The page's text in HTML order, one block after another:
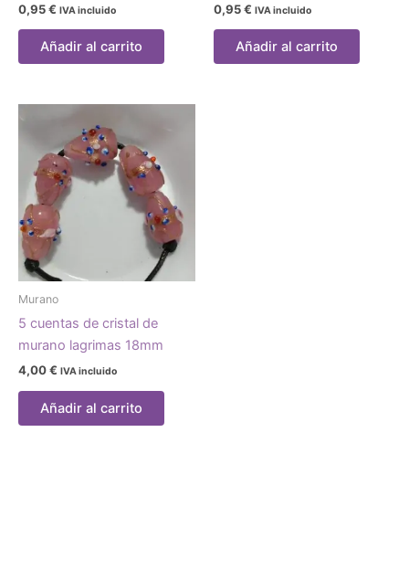
0,95€ IVA incluido
Añadir al carrito
0,95€ IVA incluido
Añadir al carrito
Murano
5 cuentas de cristal de
murano lagrimas 18mm
4,00€ IVA incluido
Añadir al carrito